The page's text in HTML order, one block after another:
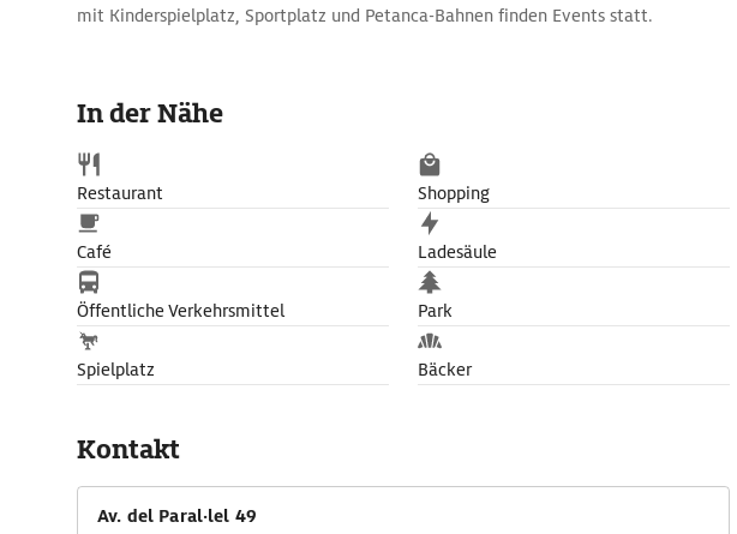
mit Kinderspielplatz, Sportplatz und Petanca-Bahnen finden Events statt.
In der Nähe
Restaurant Shopping
Café Ladesäule
Öffentliche Verkehrsmittel Park
Spielplatz Bäcker
Kontakt
Av. del Paral·lel 49